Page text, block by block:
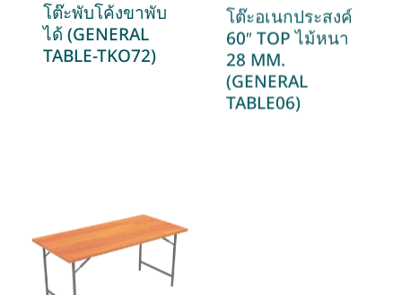
โต๊ะพับโค้งขาพับ
ได้ (GENERAL
TABLE-TKO72)
โต๊ะอเนกประสงค์
60″ TOP ไม้หนา
28 MM.
(GENERAL
TABLE06)